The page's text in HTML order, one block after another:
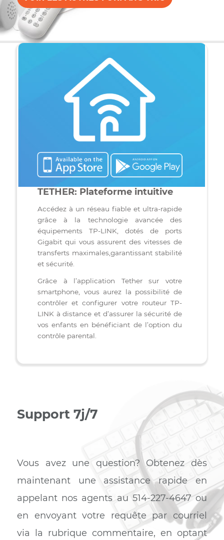
Mbps, le forfait télé Le Sport avec ses 20 chaînes —
l’ensemble de La Base, plus RDS, RDS2, RDS Info, TVA
Sports et TVA Sports 2 — et le forfait téléphonique
Liberté : appels locaux illimités et 1000 minutes
commentez-le avec vos proches partout au pays, le
sans mise en mémoire tampon et sans contrat
d’engagement. Tarification stable, mois après mois. Et
pour bien commencer, votre premier mois de
et de téléphonie est offert. Vivez votre passion avec
Bravo Telecom, fournisseur indépendant depuis 2008.
VOIR LES AUTRES FORFAITS TRIO
Accédez à un réseau fiable et ultra-rapide
grâce à la technologie avancée des
équipements TP-LINK, dotés de ports
Gigabit qui vous assurent des vitesses de
transferts maximales,garantissant stabilité
et sécurité.
Grâce à l’application Tether sur votre
smartphone, vous aurez la possibilité de
contrôler et configurer votre routeur TP-
LINK à distance et d’assurer la sécurité de
vos enfants en bénéficiant de l’option du